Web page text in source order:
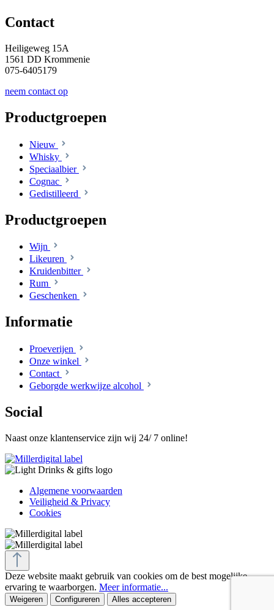
Contact
Heiligeweg 15A
1561 DD Krommenie
075-6405179
neem contact op
Productgroepen
Nieuw
Whisky
Speciaalbier
Cognac
Gedistilleerd
Productgroepen
Wijn
Likeuren
Kruidenbitter
Rum
Geschenken
Informatie
Proeverijen
Onze winkel
Contact
Geborgde werkwijze alcohol
Social
Naast onze klantenservice zijn wij 24/ 7 online!
Algemene voorwaarden
Veiligheid & Privacy
Cookies
Deze website maakt gebruik van cookies om de best mogelijke
ervaring te waarborgen. Meer informatie...
Weigeren Configureren Alles accepteren